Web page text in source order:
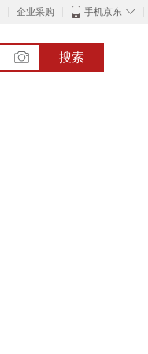
企业采购 ◇
手机京东
搜索